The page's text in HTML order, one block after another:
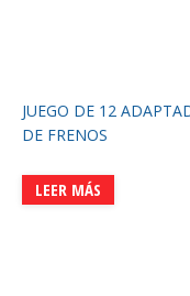
JUEGO DE 12
DE FRENOS
LEER MÁS